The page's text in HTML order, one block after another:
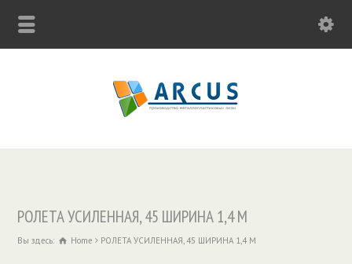
РОЛЕТА УСИЛЕННАЯ, 45 ШИРИНА 1,4 М
Вы здесь: Home РОЛЕТА УСИЛЕННАЯ, 45 ШИРИНА 1,4 М